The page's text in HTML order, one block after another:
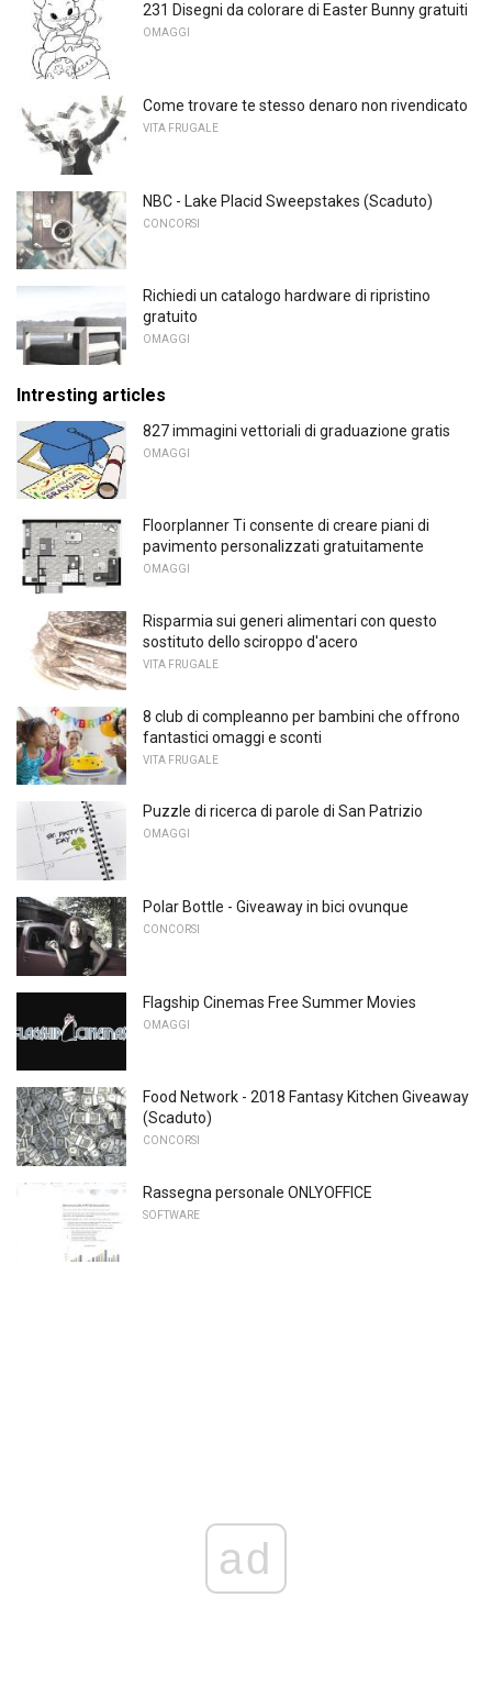
231 Disegni da colorare di Easter Bunny gratuiti
OMAGGI
Come trovare te stesso denaro non rivendicato
VITA FRUGALE
NBC - Lake Placid Sweepstakes (Scaduto)
CONCORSI
Richiedi un catalogo hardware di ripristino
gratuito
OMAGGI
Intresting articles
827 immagini vettoriali di graduazione gratis
OMAGGI
Floorplanner Ti consente di creare piani di
pavimento personalizzati gratuitamente
OMAGGI
Risparmia sui generi alimentari con questo
sostituto dello sciroppo d'acero
VITA FRUGALE
8 club di compleanno per bambini che offrono
fantastici omaggi e sconti
VITA FRUGALE
Puzzle di ricerca di parole di San Patrizio
OMAGGI
Polar Bottle - Giveaway in bici ovunque
CONCORSI
Flagship Cinemas Free Summer Movies
OMAGGI
Food Network - 2018 Fantasy Kitchen Giveaway
(Scaduto)
CONCORSI
Rassegna personale ONLYOFFICE
SOFTWARE
ad